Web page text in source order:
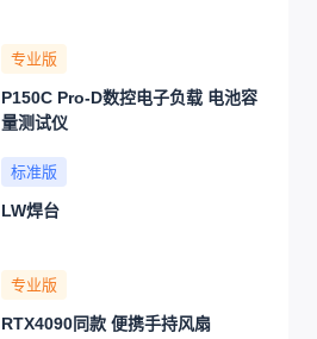
专业版
P150C Pro-D数控电子负载 电池容
量测试仪
标准版
LW焊台
专业版
RTX4090同款 便携手持风扇